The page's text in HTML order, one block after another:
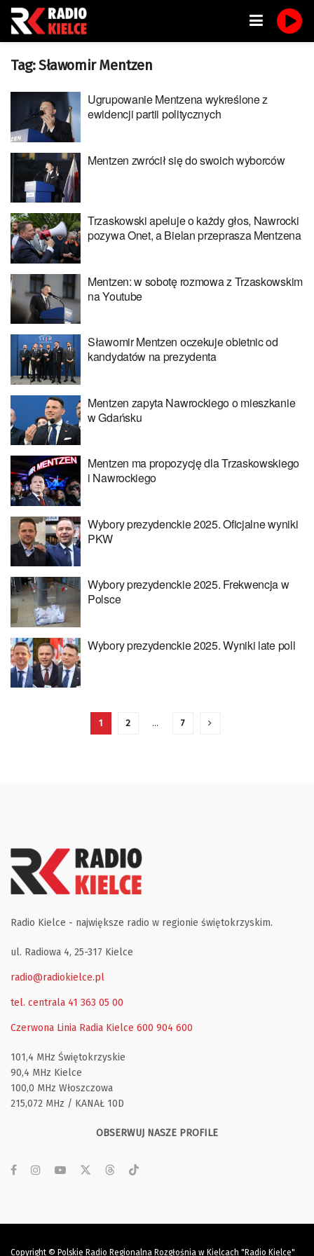
Tag:Sławomir Mentzen
Ugrupowanie Mentzena wykreślone z
ewidencji partii politycznych
Mentzen zwrócił się do swoich wyborców
Trzaskowski apeluje o każdy głos, Nawrocki
pozywa Onet, a Bielan przeprasza Mentzena
Mentzen: w sobotę rozmowa z Trzaskowskim
na Youtube
Sławomir Mentzen oczekuje obietnic od
kandydatów na prezydenta
Mentzen zapyta Nawrockiego o mieszkanie
w Gdańsku
Mentzen ma propozycję dla Trzaskowskiego
i Nawrockiego
Wybory prezydenckie 2025. Oficjalne wyniki
PKW
Wybory prezydenckie 2025. Frekwencja w
Polsce
Wybory prezydenckie 2025. Wyniki late poll
1 2 … 7
Radio Kielce - największe radio w regionie świętokrzyskim.
ul. Radiowa 4, 25-317 Kielce
radio@radiokielce.pl
tel. centrala 41 363 05 00
Czerwona Linia Radia Kielce 600 904 600
101,4 MHz Świętokrzyskie
90,4 MHz Kielce
100,0 MHz Włoszczowa
215,072 MHz / KANAŁ 10D
OBSERWUJ NASZE PROFILE
Copyright © Polskie Radio Regionalna Rozgłośnia w Kielcach "Radio Kielce"